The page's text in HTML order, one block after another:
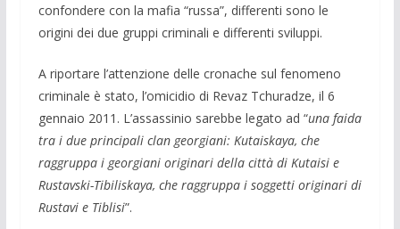
confondere con la mafia “russa”, differenti sono le
origini dei due gruppi criminali e differenti sviluppi.
A riportare l’attenzione delle cronache sul fenomeno
criminale è stato, l’omicidio di Revaz Tchuradze, il 6
gennaio 2011. L’assassinio sarebbe legato ad “una faida
tra i due principali clan georgiani: Kutaiskaya, che
raggruppa i georgiani originari della città di Kutaisi e
Rustavski-Tibiliskaya, che raggruppa i soggetti originari di
Rustavi e Tiblisi”.